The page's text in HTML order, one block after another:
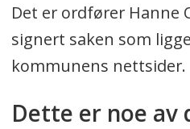
Det er ordfører Hanne
signert saken som
kommunens nettsider.
Dette er noe av